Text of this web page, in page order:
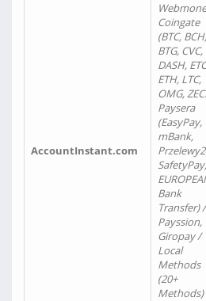
AccountInstant.com
Coingate
(BTC, BCH,
BTG, CVC,
DASH,
ETH, LTC,
OMG,
Paysera
(EasyPay,
mBank,
SafetyPay,
Bank
Transfer) /
Payssion,
Giropay /
Local
Methods
(20+
Methods)